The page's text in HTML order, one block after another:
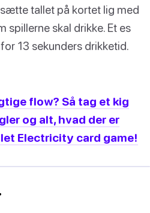
tallet på kortet lig med
spillerne skal drikke. Et es
13 sekunders drikketid.
flow? Så tag et kig
og alt, hvad der er
Electricity card game!